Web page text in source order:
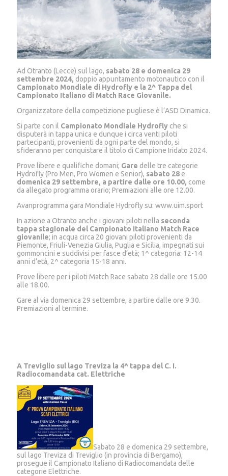
Ad Otranto (Lecce) sul lago, sabato 28 e domenica 29
settembre 2024, doppio appuntamento motonautico con il
Campionato Mondiale di Hydrofly e la 2^ Tappa del
Campionato Italiano di Match Race Giovanile.
Organizzatore della competizione pugliese è l’ASD Dinamica.
Si parte con il Campionato Mondiale Hydroflyche si
disputerà in tappa unica e dunque i circa venti piloti
partecipanti, provenienti da ogni parte del mondo, si
sfideranno per conquistare il titolo di Campione Iridato 2024.
Prove libere e qualifiche domani; Gare delle tre categorie
Hydrofly (Pro Men, Pro Women e Senior), sabato 28e
domenica 29 settembre, a partire dalle ore 10.00, come
da allegato programma orario; Premiazioni alle ore 12.00.
Avanprogramma gara Mondiale Hydrofly su: www.uim.sport
In azione a Otranto anche i giovani piloti nella seconda
tappa stagionale del Campionato Italiano Match Race
giovanile; in acqua circa 20 giovani piloti provenienti da
Piemonte, Friuli-Venezia Giulia, Puglia e Sicilia, impegnati sui
gommoncini e suddivisi per fasce d’età; 1^ categoria: 12-14
anni d’età, 2^ categoria 15-18 anni.
Prove libere per i piloti Match Race sabato 28 dalle ore 15.00
alle 18.00.
Gare al via domenica 29 settembre, a partire dalle ore 9.30.
Premiazioni al termine.
A Treviglio sul lago Treviza la 4^ tappa del C. I.
Radiocomandata cat. Elettriche
Sabato 28 e domenica 29 settembre,
sul lago Treviza di Treviglio (in provincia di Bergamo),
prosegue il Campionato Italiano di Radiocomandata delle
categorie Elettriche.